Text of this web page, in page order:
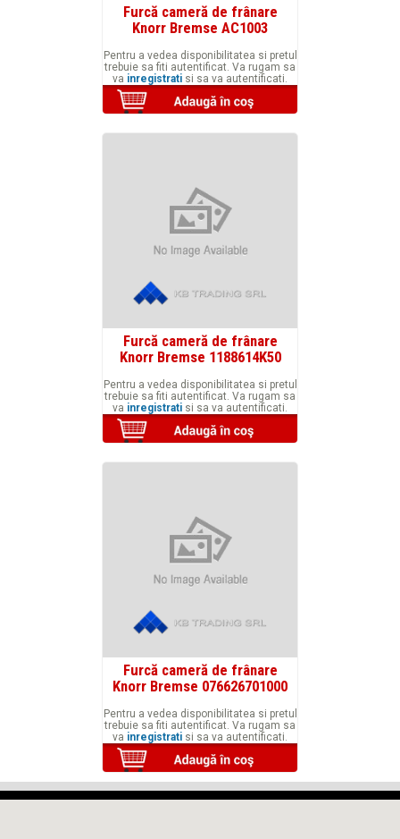
Furcă cameră de frânare
Knorr Bremse AC1003
Pentru a vedea disponibilitatea si pretul
trebuie sa fiti autentificat. Va rugam sa
va inregistrati si sa va autentificati.
Furcă cameră de frânare
Knorr Bremse 1188614K50
Pentru a vedea disponibilitatea si pretul
trebuie sa fiti autentificat. Va rugam sa
va inregistrati si sa va autentificati.
Furcă cameră de frânare
Knorr Bremse 076626701000
Pentru a vedea disponibilitatea si pretul
trebuie sa fiti autentificat. Va rugam sa
va inregistrati si sa va autentificati.